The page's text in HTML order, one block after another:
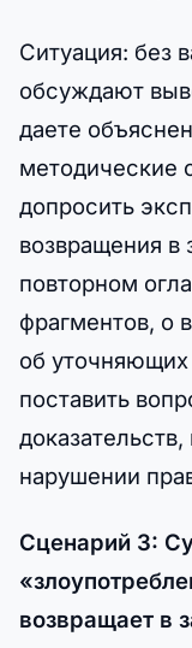
Ситуация: без
обсуждают
даете
методические
допросить
возвращения в
повторном
фрагментов, о
об уточняющих
поставить
нарушении
Сценарий 3:
возвращает в